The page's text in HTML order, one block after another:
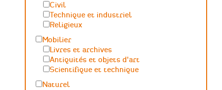
Civil
Technique et industriel
Religieux
Mobilier
Livres et archives
Antiquités et objets d'art
Scientifique et technique
Naturel